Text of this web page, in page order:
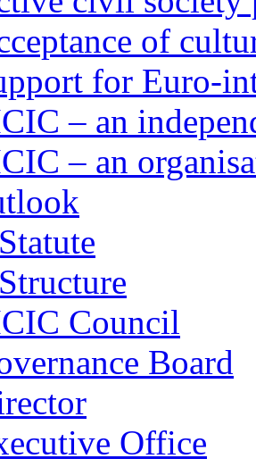
of
for Euro-
– an
– an
Council
Board
Office